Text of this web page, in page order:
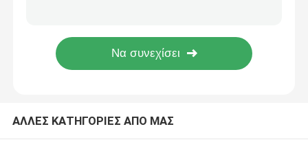
Δίπλωμα του φορείου ασθενοφόρων
Δίπλωμα του φορείου σεσουλών
ΑΛΛΕΣ ΚΑΤΗΓΟΡΙΕΣ ΑΠΟ ΜΑΣ